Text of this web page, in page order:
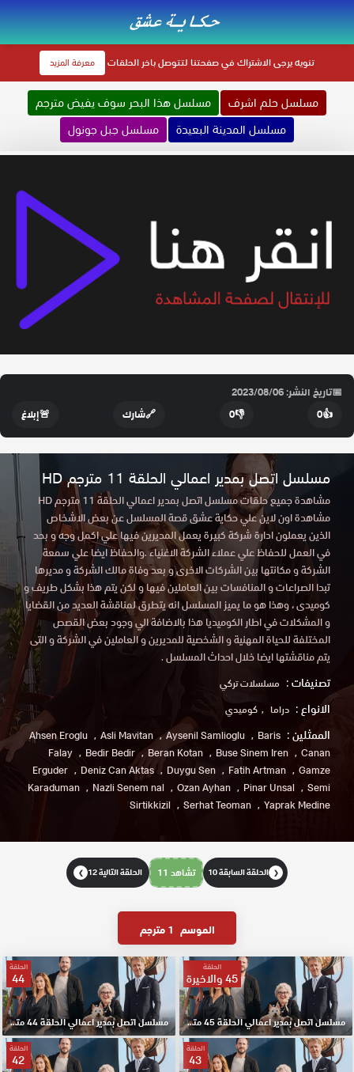
تنويهيرجى الاشتراك في صفحتنا لتتوصل باخر الحلقات معرفة المزيد
مسلسل حلم اشرف
مسلسل هذا البحر سوف يفيض مترجم
مسلسل المدينة البعيدة
مسلسل جبل جونول
📅تاريخ النشر: 2023/08/06
👍
0
👎
0
🔗شارك 🚨إبلاغ
مسلسل اتصل بمدير اعمالي الحلقة 11 مترجم HD
مشاهدة جميع حلقات مسلسل اتصل بمدير اعمالي الحلقة 11 مترجم HD
مشاهدة اون لاين علي حكاية عشق قصة المسلسل عن بعض الاشخاص
الذين يعملون ادارة شركة كبيرة يعمل المديرين فيها علي اكمل وجه و بحد
في العمل للحفاظ علي عملاء الشركة الاغنياء .والحفاظ ايضا علي سمعة
الشركة و مكانتها بين الشركات الاخرى و بعد وفاة مالك الشركة و مديرها
تبدا الصراعات و المنافسات بين العاملين فيها و لكن يتم هذا بشكل طريف و
كوميدى ، وهذا هو ما يميز المسلسل انه يتطرق لمناقشة العديد من القضايا
و المشكلات في اطار الكوميديا هذا بالاضافة الي وجود بعض القصص
المختلفة للحياة المهنية و الشخصية للمديرين و العاملين في الشركة و التى
يتم مناقشتها ايضا خلال احداث المسلسل .
تصنيفات : مسلسلات تركي
الانواع : دراما كوميدي
الممثلين : Ahsen Eroglu Asli Mavitan Aysenil Samlioglu
Baris
Falay
Bedir Bedir Beran Kotan Buse Sinem Iren
Canan
Erguder
Deniz Can Aktas Duygu Sen Fatih Artman
Gamze
Karaduman
Nazli Senem nal Ozan Ayhan Pinar Unsal
Semi
Sirtikkizil
Serhat Teoman Yaprak Medine
❮ الحلقة السابقة 10 تشاهد 11 الحلقة التالية 12 ❯
الموسم 1 مترجم
الحلقة
45 والاخيرة
مسلسل اتصل بمدير اعمالي الحلقة 45 مترجم الاخيرة HD
الحلقة
44
مسلسل اتصل بمدير اعمالي الحلقة 44 مترجم HD
الحلقة
43
الحلقة
42